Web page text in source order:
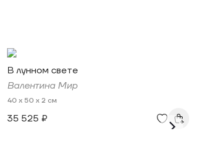
В лунном свете
Валентина Мир
40 x 50 x 2 см
35 525 ₽